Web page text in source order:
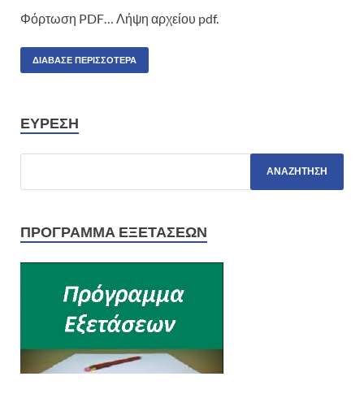
Φόρτωση PDF… Λήψη αρχείου pdf.
ΔΙΆΒΑΣΕ ΠΕΡΙΣΣΌΤΕΡΑ
ΕΎΡΕΣΗ
ΠΡΌΓΡΑΜΜΑ ΕΞΕΤΆΣΕΩΝ